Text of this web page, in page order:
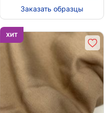
Заказать образцы
ХИТ